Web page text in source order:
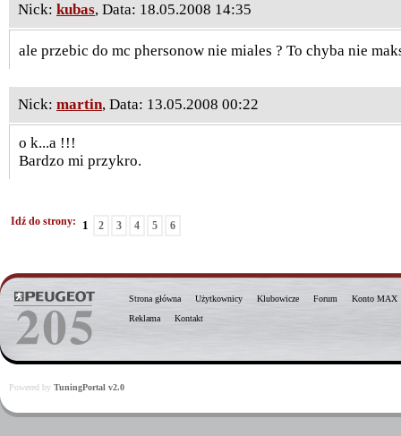
Nick: kubas, Data: 18.05.2008 14:35
ale przebic do mc phersonow nie miales ? To chyba nie
Nick: martin, Data: 13.05.2008 00:22
o k...a !!!
Bardzo mi przykro.
Idź do strony: 1 2 3 4 5 6
Strona główna Użytkownicy Klubowicze Forum
Konto MAX
Reklama
Kontakt
Powered by TuningPortal v2.0